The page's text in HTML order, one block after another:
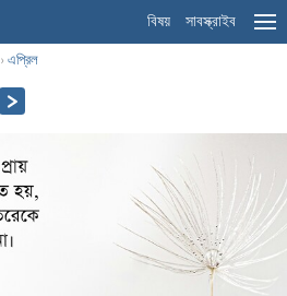
বিষয় সাবস্ক্রাইব
›এপ্রিল